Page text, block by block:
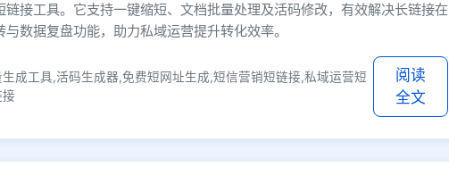
接工具。它支持一键缩短、文档批量处理及活码修改，有效解决长链接在
数据复盘功能，助力私域运营提升转化效率。
成工具,活码生成器,免费短网址生成,短信营销短链接,私域运营短
阅读
全文